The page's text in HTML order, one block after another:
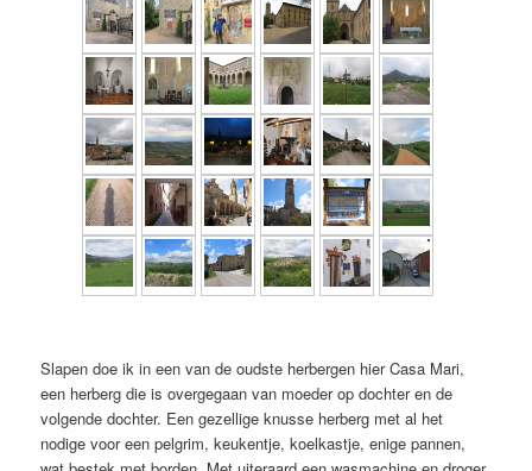
Slapen doe ik in een van de oudste herbergen hier Casa Mari,
een herberg die is overgegaan van moeder op dochter en de
volgende dochter. Een gezellige knusse herberg met al het
nodige voor een pelgrim, keukentje, koelkastje, enige pannen,